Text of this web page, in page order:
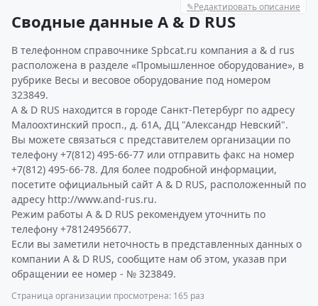
✎Редактировать описание
Сводные данные A & D RUS
В телефонном справочнике Spbcat.ru компания a & d rus
расположена в разделе «Промышленное оборудование», в
рубрике Весы и весовое оборудование под номером
323849.
A & D RUS находится в городе Санкт-Петербург по адресу
Малоохтинский просп., д. 61А, ДЦ "Александр Невский".
Вы можете связаться с представителем организации по
телефону +7(812) 495-66-77 или отправить факс на номер
+7(812) 495-66-78. Для более подробной информации,
посетите официальный сайт A & D RUS, расположенный по
адресу http://www.and-rus.ru.
Режим работы A & D RUS рекомендуем уточнить по
телефону +78124956677.
Если вы заметили неточность в представленных данных о
компании A & D RUS, сообщите нам об этом, указав при
обращении ее номер - № 323849.
Страница организации просмотрена: 165 раз